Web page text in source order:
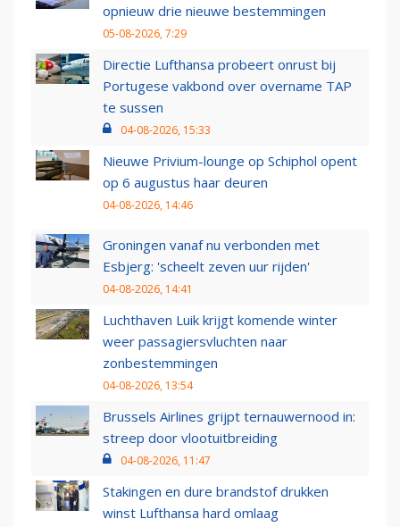
opnieuw drie nieuwe bestemmingen
05-08-2026, 7:29
Directie Lufthansa probeert onrust bij
Portugese vakbond over overname TAP
te sussen
04-08-2026, 15:33
Nieuwe Privium-lounge op Schiphol opent
op 6 augustus haar deuren
04-08-2026, 14:46
Groningen vanaf nu verbonden met
Esbjerg: 'scheelt zeven uur rijden'
04-08-2026, 14:41
Luchthaven Luik krijgt komende winter
weer passagiersvluchten naar
zonbestemmingen
04-08-2026, 13:54
Brussels Airlines grijpt ternauwernood in:
streep door vlootuitbreiding
04-08-2026, 11:47
Stakingen en dure brandstof drukken
winst Lufthansa hard omlaag